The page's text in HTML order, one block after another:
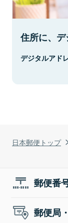
日本郵便トップ
住所に、デ
デジタルアド
郵便番
郵便局